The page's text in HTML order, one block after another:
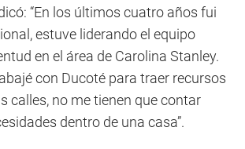
“En los últimos cuatro años fui
estuve liderando el equipo
en el área de Carolina Stanley.
con Ducoté para traer recursos
calles, no me tienen que contar
dentro de una casa”.